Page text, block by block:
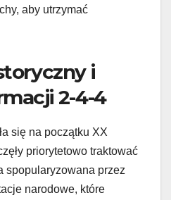
aby utrzymać
i
2-4-4
się na początku XX
priorytetowo traktować
spopularyzowana przez
narodowe, które